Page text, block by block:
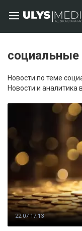
Новости по теме
Новости и аналитика
22.07 17:13